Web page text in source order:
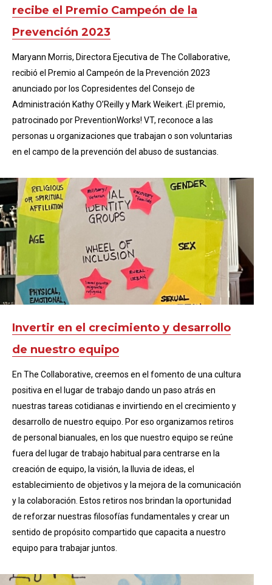
recibe el Premio Campeón de la
Prevención 2023
Maryann Morris, Directora Ejecutiva de The Collaborative,
recibió el Premio al Campeón de la Prevención 2023
anunciado por los Copresidentes del Consejo de
Administración Kathy O’Reilly y Mark Weikert. ¡El premio,
patrocinado por PreventionWorks! VT, reconoce a las
personas u organizaciones que trabajan o son voluntarias
en el campo de la prevención del abuso de sustancias.
Invertir en el crecimiento y desarrollo
de nuestro equipo
En The Collaborative, creemos en el fomento de una cultura
positiva en el lugar de trabajo dando un paso atrás en
nuestras tareas cotidianas e invirtiendo en el crecimiento y
desarrollo de nuestro equipo. Por eso organizamos retiros
de personal bianuales, en los que nuestro equipo se reúne
fuera del lugar de trabajo habitual para centrarse en la
creación de equipo, la visión, la lluvia de ideas, el
establecimiento de objetivos y la mejora de la comunicación
y la colaboración. Estos retiros nos brindan la oportunidad
de reforzar nuestras filosofías fundamentales y crear un
sentido de propósito compartido que capacita a nuestro
equipo para trabajar juntos.